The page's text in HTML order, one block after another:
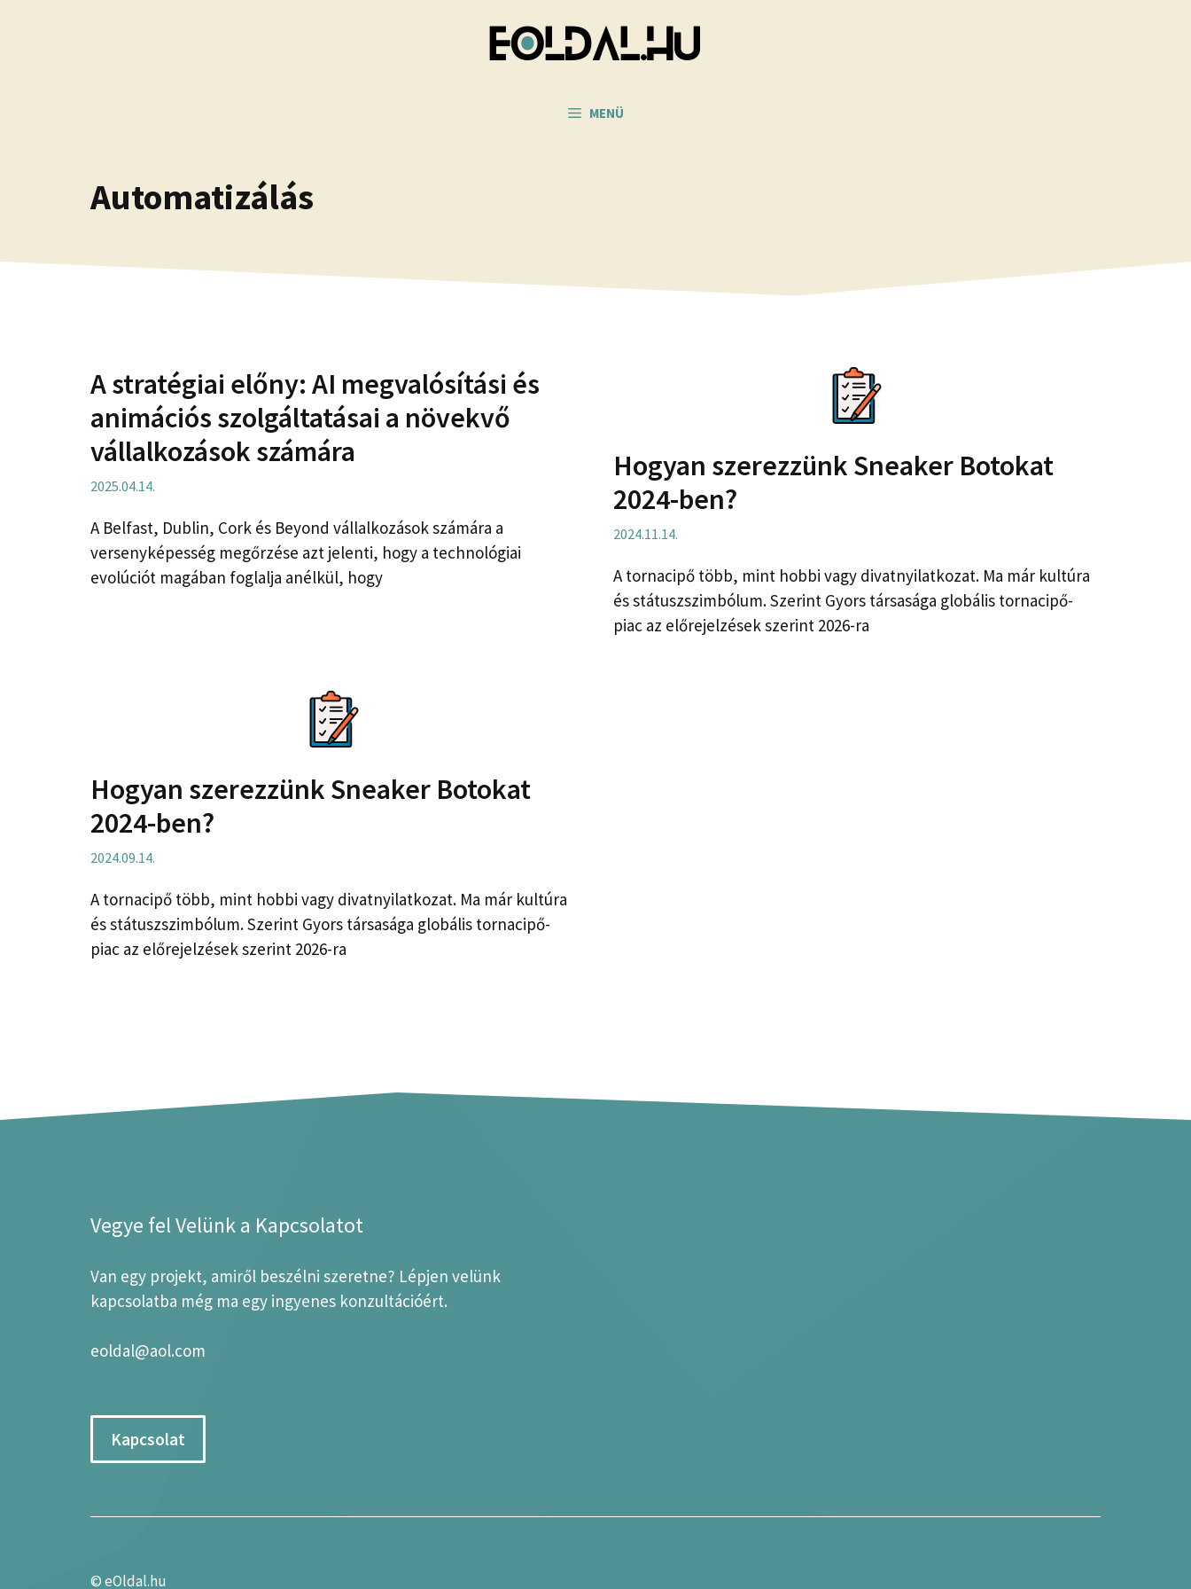
MENÜ
Automatizálás
A stratégiai előny: AI megvalósítási és
animációs szolgáltatásai a növekvő
vállalkozások számára
2025.04.14.
A Belfast, Dublin, Cork és Beyond vállalkozások számára a
versenyképesség megőrzése azt jelenti, hogy a technológiai
evolúciót magában foglalja anélkül, hogy
Hogyan szerezzünk Sneaker Botokat
2024-ben?
2024.11.14.
A tornacipő több, mint hobbi vagy divatnyilatkozat. Ma már kultúra
és státuszszimbólum. Szerint Gyors társasága globális tornacipő-
piac az előrejelzések szerint 2026-ra
Hogyan szerezzünk Sneaker Botokat
2024-ben?
2024.09.14.
A tornacipő több, mint hobbi vagy divatnyilatkozat. Ma már kultúra
és státuszszimbólum. Szerint Gyors társasága globális tornacipő-
piac az előrejelzések szerint 2026-ra
Vegye fel Velünk a Kapcsolatot
Van egy projekt, amiről beszélni szeretne? Lépjen velünk
kapcsolatba még ma egy ingyenes konzultációért.
eoldal@aol.com
Kapcsolat
©eOldal.hu